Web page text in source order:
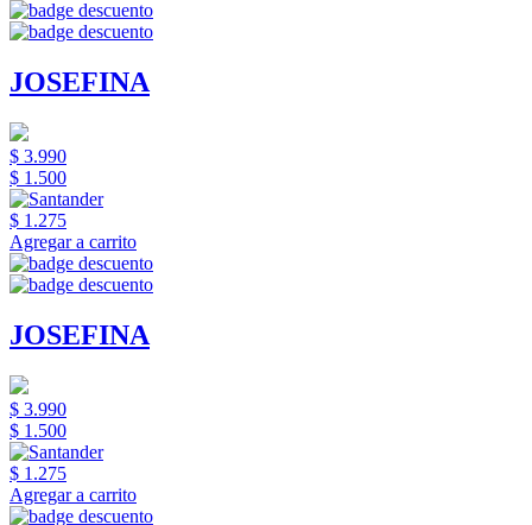
JOSEFINA
$ 3.990
$ 1.500
$ 1.275
Agregar a carrito
JOSEFINA
$ 3.990
$ 1.500
$ 1.275
Agregar a carrito